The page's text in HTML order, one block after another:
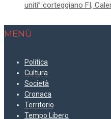
uniti” corteggiano FI,
MENÙ
Politica
Cultura
Società
Cronaca
Territorio
Tempo Libero